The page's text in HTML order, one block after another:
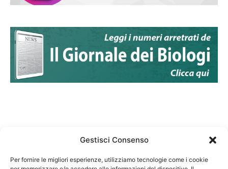
Gestisci Consenso
Per fornire le migliori esperienze, utilizziamo tecnologie come i cookie